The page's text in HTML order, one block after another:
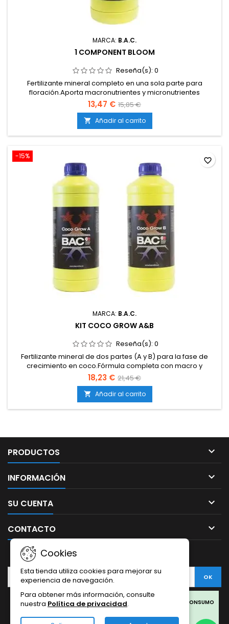
MARCA: B.A.C.
1 COMPONENT BLOOM
Reseña(s): 0
Fertilizante mineral completo en una sola parte para
floración.Aporta macronutrientes y micronutrientes
esenciales.Fórmula líquida 100 % soluble y de fácil
uso.Compatible con riego automático y manual.Favorece la
formación de flores densas y de alta calidad.
13,47 € 15,85 €
 Añadir al carrito
-15%
MARCA: B.A.C.
KIT COCO GROW A&B
Reseña(s): 0
Fertilizante mineral de dos partes (A y B) para la fase de
crecimiento en coco.Fórmula completa con macro y
micronutrientes esenciales.Diseñado para asegurar un
crecimiento fuerte y saludable.Producto líquido 100 % soluble
en agua.Apto para riego manual y sistemas
automáticos.Compatible con toda la línea de aditivos BAC.
18,23 € 21,45 €
 Añadir al carrito
favorite_border
PRODUCTOS 
INFORMACIÓN 
SU CUENTA 
CONTACTO 
Cookies
Esta tienda utiliza cookies para mejorar su
experiencia de navegación.
Para obtener más información, consulte
nuestra Política de privacidad.
Facebook
Twitter
Rss LinkedIn
LOS PRODUCTOS SON SOLO PARA COLECCIONISMO Y NO PARA CONSUMO
HUMANO.